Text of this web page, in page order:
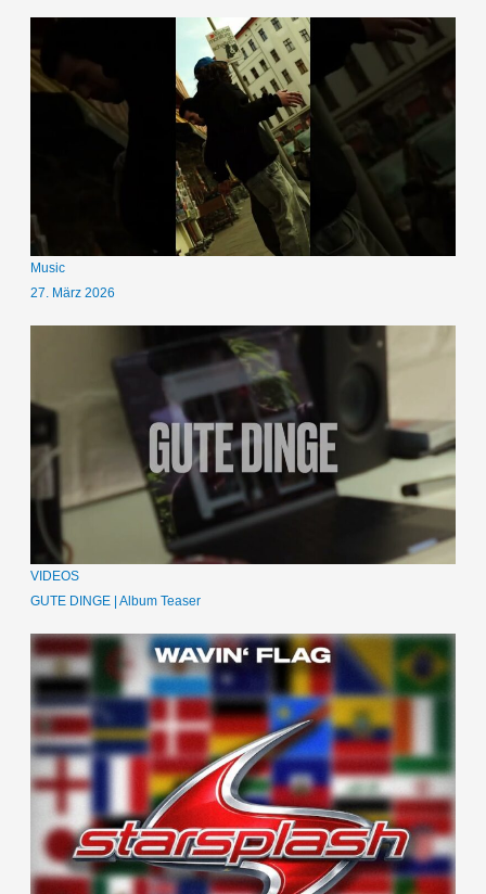
Music
27. März 2026
VIDEOS
GUTE DINGE | Album Teaser